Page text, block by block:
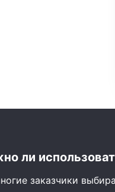
ли
заказчики